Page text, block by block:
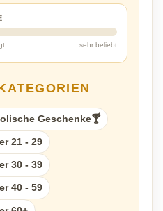
sehr beliebt
Geschenke🍸
21 - 29
30 - 39
40 - 59